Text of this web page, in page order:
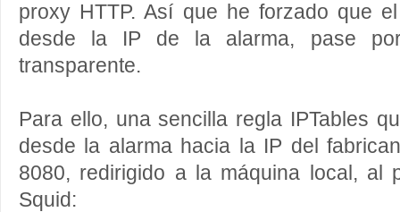
proxy HTTP. Así que he forzado que
desde la IP de la alarma, pase
transparente.
Para ello, una sencilla regla IPTables
desde la alarma hacia la IP del
8080, redirigido a la máquina local, al
Squid: